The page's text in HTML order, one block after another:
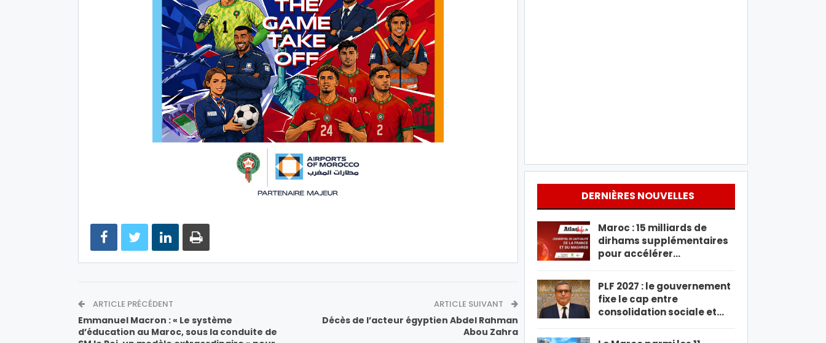
ARTICLE PRÉCÉDENT
Emmanuel Macron : « Le système
d’éducation au Maroc, sous la conduite de
ARTICLE SUIVANT
Décès de l’acteur égyptien Abdel Rahman
Abou Zahra
DERNIÈRES NOUVELLES
Maroc : 15 milliards de
dirhams supplémentaires
pour accélérer…
PLF 2027 : le gouvernement
fixe le cap entre
consolidation sociale et…